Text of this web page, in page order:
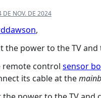
DE NOV. DE 2024
,
the power to the TV
remote control sensor
its cable at the